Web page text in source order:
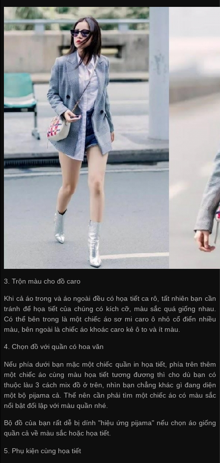
3. Trộn màu cho đồ caro
Khi cả áo trong và áo ngoài đều có họa tiết ca rô, tất nhiên bạn cần
tránh để họa tiết của chúng có kích cỡ, màu sắc quá giống nhau.
Có thể bên trong là một chiếc áo sơ mi caro ô nhỏ cổ điển nhiều
màu, bên ngoài là chiếc áo khoác caro kẻ ô to và ít màu.
4. Chọn đồ với quần có hoa văn
Nếu phía dưới bạn mặc một chiếc quần in họa tiết, phía trên thêm
một chiếc áo cùng màu họa tiết tương đương thì cho dù bạn có
thuộc làu 3 cách mix đồ ở trên, nhìn bạn chẳng khác gì đang diện
một bộ pijama cả. Thế nên cần phải tìm một chiếc áo có màu sắc
nổi bật đối lập với màu quần nhé.
Bộ đồ của bạn rất dễ bị dính "hiệu ứng pijama" nếu chọn áo giống
quần cả về màu sắc hoặc họa tiết.
5. Phụ kiện cùng họa tiết